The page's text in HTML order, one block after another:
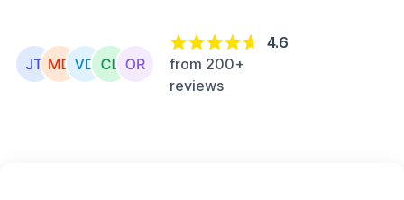
4.6
from 200+
reviews